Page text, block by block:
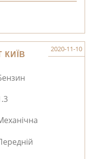
КИЇВ
2020-11-10